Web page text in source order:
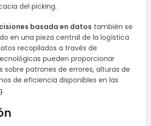
del picking.
basada en datos también se
en una pieza central de la logística
recopilados a través de
pueden proporcionar
sobre patrones de errores, alturas de
de eficiencia disponibles en las